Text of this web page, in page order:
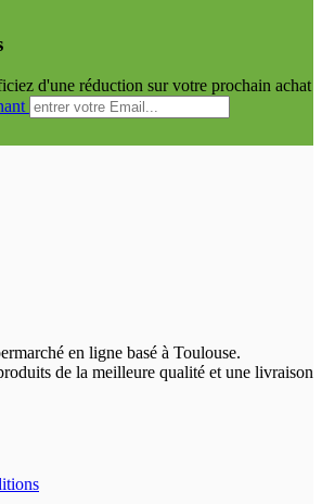
d'une réduction sur votre prochain achat
en ligne basé à Toulouse.
de la meilleure qualité et une livraison